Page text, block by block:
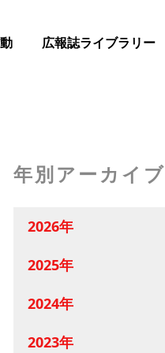
広報誌ライブラリー
年別アーカイブ
2026年
2025年
2024年
2023年